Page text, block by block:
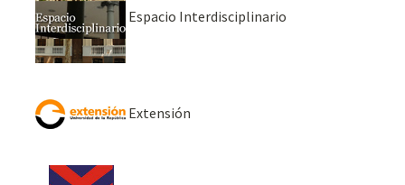
Espacio Interdisciplinario
Extensión